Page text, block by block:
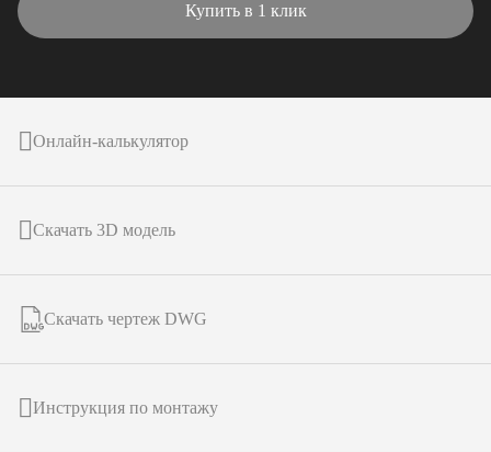
Купить в 1 клик
Онлайн-калькулятор
Скачать 3D модель
Скачать чертеж DWG
Инструкция по монтажу